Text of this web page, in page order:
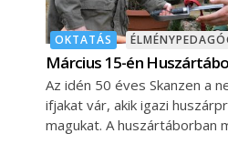
OKTATÁS
Március 15-én
Az idén 50 éves Skanzen a
ifjakat vár, akik igazi
magukat. A huszártáborban